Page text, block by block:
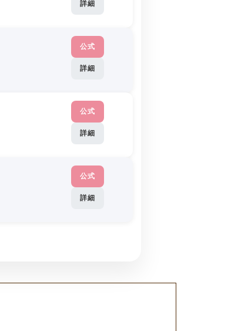
詳細
公式
詳細
公式
詳細
公式
詳細